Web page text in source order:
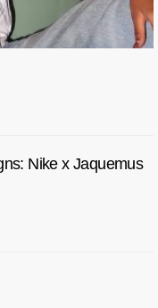
Nike x Jaquemus